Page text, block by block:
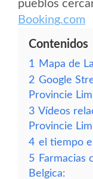
pueblos
Booking.com
Contenidos
1
Mapa de
2 Google
Provincie
3 Vídeos
Provincie
4 el tiempo
5 Farmacias
Belgica: